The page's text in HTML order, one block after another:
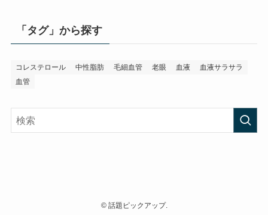
「タグ」から探す
コレステロール 中性脂肪 毛細血管 老眼 血液
血液サラサラ
血管
©話題ピックアップ.